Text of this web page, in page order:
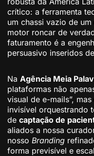
crítico: a ferramenta
um chassi vazio de
motor roncar de
faturamento é a
persuasivo inseridos
Na Agência Meia
plataformas não
visual de e-mails”,
invisível orquestrando
de captação de
aliados a nossa
nosso Branding
forma previsível e